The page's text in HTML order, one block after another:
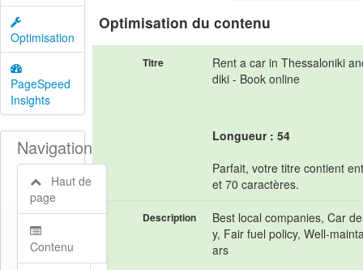
Optimisation
PageSpeed
Insights
Navigation
Haut de
page
Contenu
Optimisation du contenu
Titre
Rent a car in Thessaloniki
diki - Book online
Longueur : 54
Parfait, votre titre contient
et 70 caractères.
Description
Best local companies, Car
y, Fair fuel policy, Well-
ars